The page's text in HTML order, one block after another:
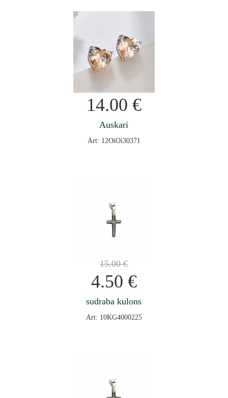
14.00 €
Auskari
Art: 12OiOi30371
15.00€
4.50 €
sudraba kulons
Art: 10KG4000225